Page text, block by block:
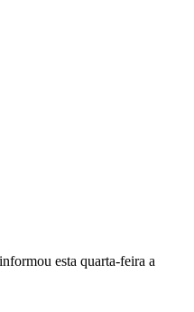
esta quarta-feira a